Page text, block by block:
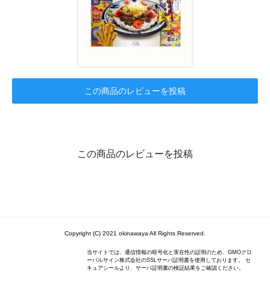
この商品のレビューを投稿
この商品のレビューを投稿
Copyright (C) 2021 okinawaya All Rights Reserved.
当サイトでは、通信情報の暗号化と実在性の証明のため、GMOグロ
ーバルサイン株式会社のSSLサーバ証明書を使用しております。 セ
キュアシールより、サーバ証明書の検証結果をご確認ください。